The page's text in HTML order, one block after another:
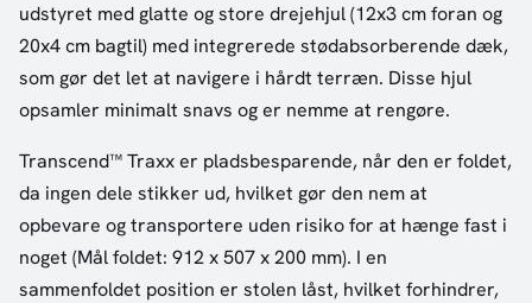
udstyret med glatte og store drejehjul (12x3 cm foran og
20x4 cm bagtil) med integrerede stødabsorberende dæk,
som gør det let at navigere i hårdt terræn. Disse hjul
opsamler minimalt snavs og er nemme at rengøre.
Transcend™ Traxx er pladsbesparende, når den er foldet,
da ingen dele stikker ud, hvilket gør den nem at
opbevare og transportere uden risiko for at hænge fast i
noget (Mål foldet: 912 x 507 x 200 mm). I en
sammenfoldet position er stolen låst, hvilket forhindrer,